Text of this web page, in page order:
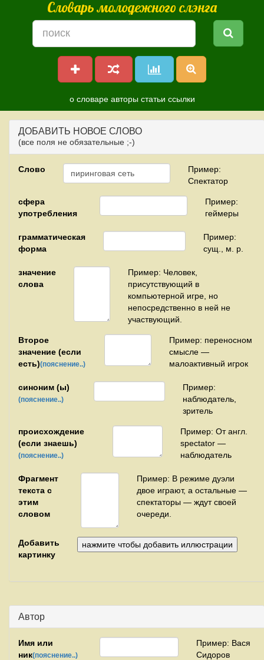
Словарь молодежного слэнга
о словаре авторы статьи ссылки
ДОБАВИТЬ НОВОЕ СЛОВО
(все поля не обязательные ;-)
Слово
Пример:
Спектатор
сфера
употребления
Пример:
геймеры
грамматическая
форма
Пример:
сущ., м. р.
значение
слова
Пример: Человек,
присутствующий в
компьютерной игре, но
непосредственно в ней не
участвующий.
Второе
значение (если
есть)(пояснение..)
Пример: переносном
смысле —
малоактивный игрок
синоним (ы)
(пояснение..)
Пример:
наблюдатель,
зритель
происхождение
(если знаешь)
(пояснение..)
Пример: От англ.
spectator —
наблюдатель
Фрагмент
текста с
этим
словом
Пример: В режиме дуэли
двое играют, а остальные —
спектаторы — ждут своей
очереди.
Добавить
картинку
Автор
Имя или
ник(пояснение..)
Пример: Вася
Сидоров